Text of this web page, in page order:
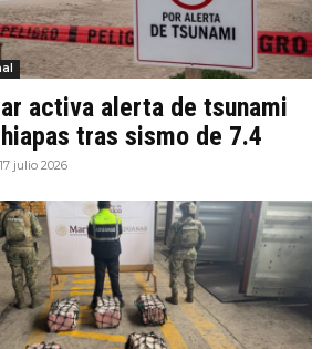
activa alerta de tsunami
tras sismo de 7.4
julio 2026